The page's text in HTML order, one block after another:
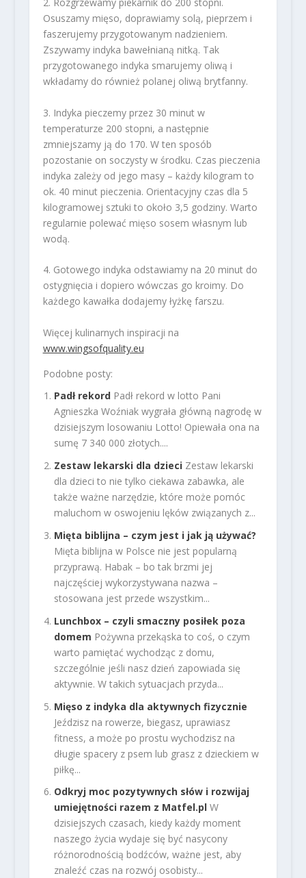
2. Rozgrzewamy piekarnik do 200 stopni.
Osuszamy mięso, doprawiamy solą, pieprzem i
faszerujemy przygotowanym nadzieniem.
Zszywamy indyka bawełnianą nitką. Tak
przygotowanego indyka smarujemy oliwą i
wkładamy do również polanej oliwą brytfanny.
3. Indyka pieczemy przez 30 minut w
temperaturze 200 stopni, a następnie
zmniejszamy ją do 170. W ten sposób
pozostanie on soczysty w środku. Czas pieczenia
indyka zależy od jego masy – każdy kilogram to
ok. 40 minut pieczenia. Orientacyjny czas dla 5
kilogramowej sztuki to około 3,5 godziny. Warto
regularnie polewać mięso sosem własnym lub
wodą.
4. Gotowego indyka odstawiamy na 20 minut do
ostygnięcia i dopiero wówczas go kroimy. Do
każdego kawałka dodajemy łyżkę farszu.
Więcej kulinarnych inspiracji na
www.wingsofquality.eu
Podobne posty:
Padł rekord Padł rekord w lotto Pani
Agnieszka Woźniak wygrała główną nagrodę w
dzisiejszym losowaniu Lotto! Opiewała ona na
sumę 7 340 000 złotych....
Zestaw lekarski dla dzieci Zestaw lekarski
dla dzieci to nie tylko ciekawa zabawka, ale
także ważne narzędzie, które może pomóc
maluchom w oswojeniu lęków związanych z...
Mięta biblijna – czym jest i jak ją używać?
Mięta biblijna w Polsce nie jest popularną
przyprawą. Habak – bo tak brzmi jej
najczęściej wykorzystywana nazwa –
stosowana jest przede wszystkim...
Lunchbox – czyli smaczny posiłek poza
domem Pożywna przekąska to coś, o czym
warto pamiętać wychodząc z domu,
szczególnie jeśli nasz dzień zapowiada się
aktywnie. W takich sytuacjach przyda...
Mięso z indyka dla aktywnych fizycznie
Jeździsz na rowerze, biegasz, uprawiasz
fitness, a może po prostu wychodzisz na
długie spacery z psem lub grasz z dzieckiem w
piłkę...
Odkryj moc pozytywnych słów i rozwijaj
umiejętności razem z Matfel.pl W
dzisiejszych czasach, kiedy każdy moment
naszego życia wydaje się być nasycony
różnorodnością bodźców, ważne jest, aby
znaleźć czas na rozwój osobisty...